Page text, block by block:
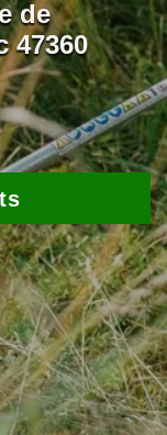
de
47360